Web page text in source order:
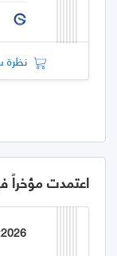
نظرة
اعتمدت مؤخراً